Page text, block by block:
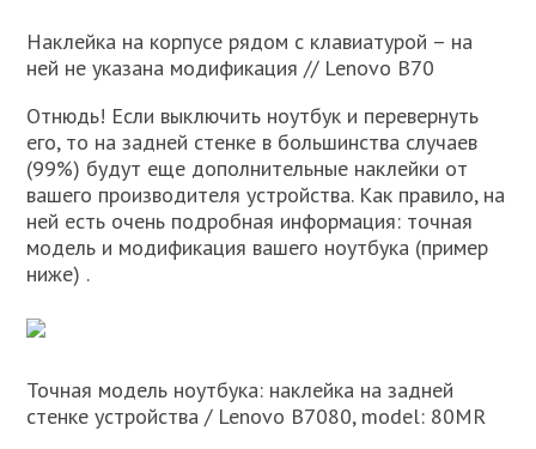
Наклейка на корпусе рядом с клавиатурой – на
ней не указана модификация // Lenovo B70
Отнюдь! Если выключить ноутбук и перевернуть
его, то на задней стенке в большинства случаев
(99%) будут еще дополнительные наклейки от
вашего производителя устройства. Как правило, на
ней есть очень подробная информация: точная
модель и модификация вашего ноутбука (пример
ниже) .
Точная модель ноутбука: наклейка на задней
стенке устройства / Lenovo B7080, model: 80MR